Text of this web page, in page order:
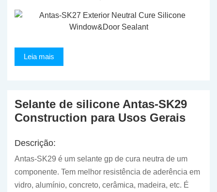
Leia mais
Selante de silicone Antas-SK29
Construction para Usos Gerais
Descrição:
Antas-SK29 é um selante gp de cura neutra de um
componente. Tem melhor resistência de aderência em
vidro, alumínio, concreto, cerâmica, madeira, etc. É